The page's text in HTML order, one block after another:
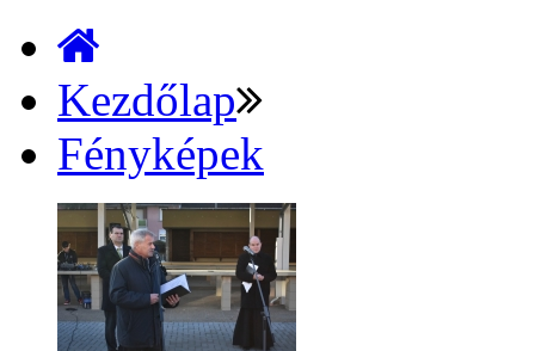
Kezdőlap
Fényképek